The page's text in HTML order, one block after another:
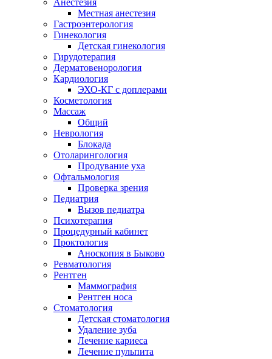
Местная анестезия
Гастроэнтерология
Гинекология
Детская гинекология
Гирудотерапия
Дерматовенорология
Кардиология
ЭХО-КГ с доплерами
Косметология
Массаж
Общий
Неврология
Блокада
Отоларингология
Продувание уха
Офтальмология
Проверка зрения
Педиатрия
Вызов педиатра
Психотерапия
Процедурный кабинет
Проктология
Аноскопия в Быково
Ревматология
Рентген
Маммография
Рентген носа
Стоматология
Детская стоматология
Удаление зуба
Лечение кариеса
Лечение пульпита